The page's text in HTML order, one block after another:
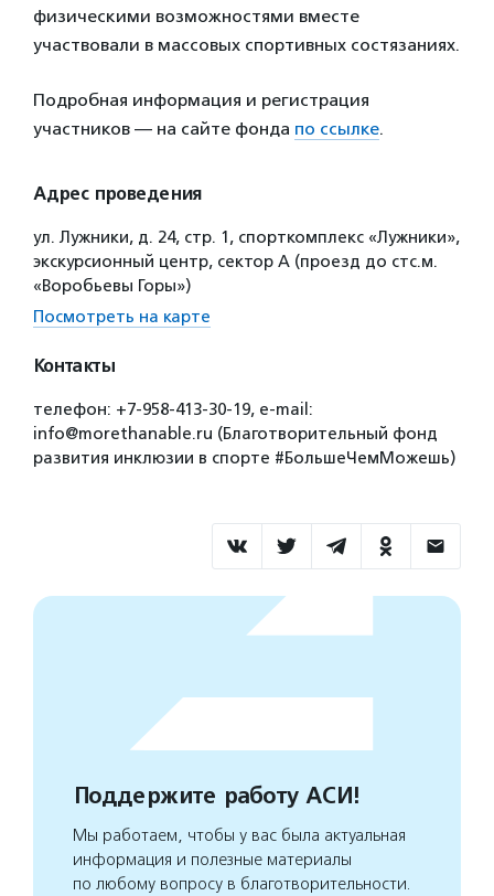
физическими возможностями вместе
участвовали в массовых спортивных состязаниях.
Подробная информация и регистрация
участников — на сайте фонда по ссылке.
Адрес проведения
ул. Лужники, д. 24, стр. 1, спорткомплекс «Лужники»,
экскурсионный центр, сектор А (проезд до стс.м.
«Воробьевы Горы»)
Посмотреть на карте
Контакты
телефон: +7-958-413-30-19, e-mail:
info@morethanable.ru (Благотворительный фонд
развития инклюзии в спорте #БольшеЧемМожешь)
Поддержите работу АСИ!
Мы работаем, чтобы у вас была актуальная
информация и полезные материалы
по любому вопросу в благотворительности.